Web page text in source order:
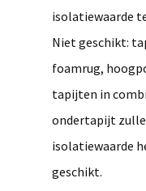
isolatiewaarde
Niet geschikt:
foamrug,
tapijten in
ondertapijt
isolatiewaarde
geschikt.